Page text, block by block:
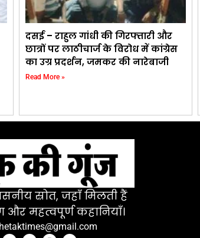
दसई – राहुल गांधी की गिरफ्तारी और
छात्रों पर लाठीचार्ज के विरोध में कांग्रेस
का उग्र प्रदर्शन, जमकर की नारेबाजी
Read More »
स्रोत, जहाँ मिलती हैं
महत्वपूर्ण कहानियाँ।